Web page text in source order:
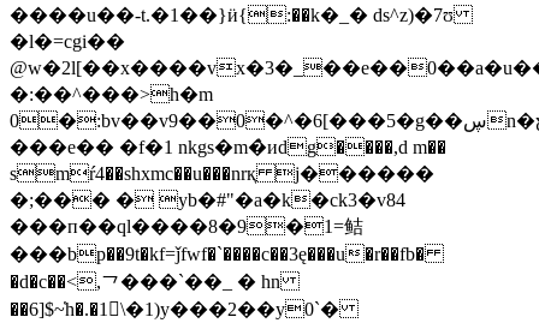
����u��-t.�1��}ӥ{:��k�_� ds^z)�7ʊ
�l�=cgi��
�:��^���>h�m
0�:bv��v9��0�^�6[���5�g��ڛn�ƹ��,��&��b���3���v�hm�q��?
���e�� �f�1 nkgs�m�̀иdg����,d m��
smŕ4��shxmc��u���nrқ j������
�;��� � yb�#"�a�k�ck3�v84
���п��ql����8�9�1=鲒
���bp��9t�kf=ǰfwf�`����c��3ę���u�r��fb�
�d�c��<,⺂���`��_ � hn
��6]$~҅h�.�1󅸋\�1)y���2��y0`�